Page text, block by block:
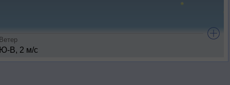
Ветер
Ю-В, 2 м/с